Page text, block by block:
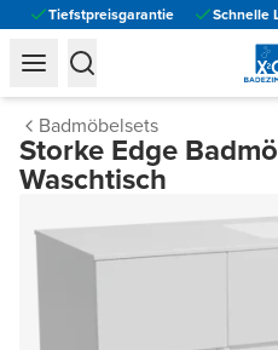
Tiefstpreisgarantie Schnelle
Badmöbelsets
Storke Edge
Waschtisch